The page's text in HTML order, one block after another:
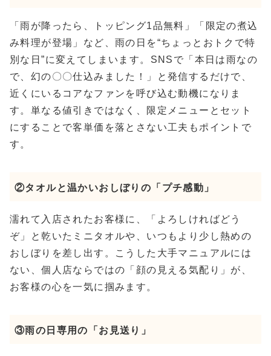
「雨が降ったら、トッピング1品無料」「限定の煮込
み料理が登場」など、雨の日を“ちょっとおトクで特
別な日”に変えてしまいます。SNSで「本日は雨なの
で、幻の〇〇仕込みました！」と発信するだけで、
近くにいるコアなファンを呼び込む動機になりま
す。単なる値引きではなく、限定メニューとセット
にすることで客単価を落とさない工夫もポイントで
す。
②タオルと温かいおしぼりの「プチ感動」
濡れて入店されたお客様に、「よろしければどう
ぞ」と乾いたミニタオルや、いつもより少し熱めの
おしぼりを差し出す。こうした大手マニュアルには
ない、個人店ならではの「顔の見える気配り」が、
お客様の心を一気に掴みます。
③雨の日専用の「お見送り」